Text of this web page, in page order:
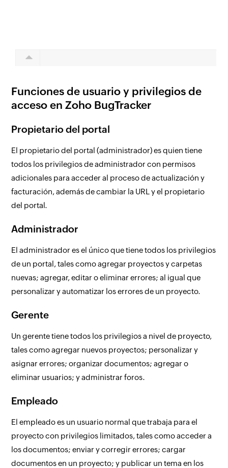
Funciones de usuario y privilegios de
acceso en Zoho BugTracker
Propietario del portal
El propietario del portal (administrador) es quien tiene
todos los privilegios de administrador con permisos
adicionales para acceder al proceso de actualización y
facturación, además de cambiar la URL y el propietario
del portal.
Administrador
El administrador es el único que tiene todos los privilegios
de un portal, tales como agregar proyectos y carpetas
nuevas; agregar, editar o eliminar errores; al igual que
personalizar y automatizar los errores de un proyecto.
Gerente
Un gerente tiene todos los privilegios a nivel de proyecto,
tales como agregar nuevos proyectos; personalizar y
asignar errores; organizar documentos; agregar o
eliminar usuarios; y administrar foros.
Empleado
El empleado es un usuario normal que trabaja para el
proyecto con privilegios limitados, tales como acceder a
los documentos; enviar y corregir errores; cargar
documentos en un proyecto; y publicar un tema en los